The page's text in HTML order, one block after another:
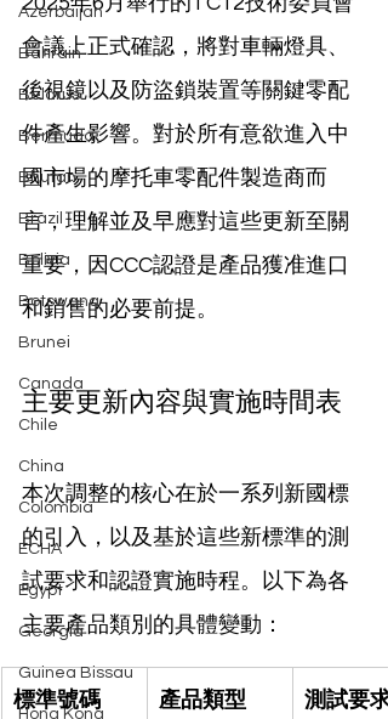
Azerbaijan
Bahrain
Belarus
Bermuda
Bhutan
Brazil
Bolivia
Botswana
Brunei
Canada
Chile
China
Colombia
ECHA
Egypt
Georgia
Guinea Bissau
Hong Kong
會議上正式確認，將對車輛燈具、
後視鏡以及防盜鎖裝置等關鍵零配
件產生影響。對於所有意欲進入中
國市場的摩托車零配件製造商而
言，理解並及早應對這些更新至關
重要，因CCC認證是產品獲准進口
和銷售的必要前提。
主要更新內容與實施時間表
本次調整的核心在於一系列新國標
的引入，以及基於這些新標準的測
試要求和認證實施時程。以下為各
主要產品類別的具體變動：
標準號碼 產品類型 測試要求